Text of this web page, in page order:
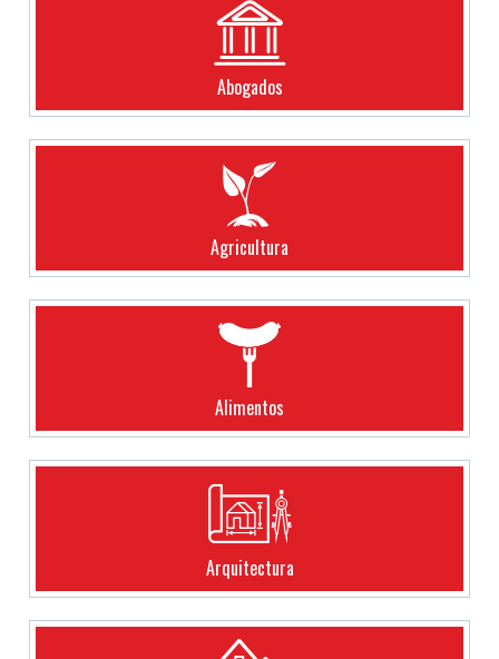
Abogados
Agricultura
Alimentos
Arquitectura